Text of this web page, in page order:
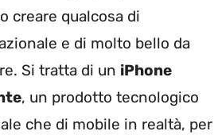
creare qualcosa di
e di molto bello da
Si tratta di un iPhone
, un prodotto tecnologico
che di mobile in realtà, per